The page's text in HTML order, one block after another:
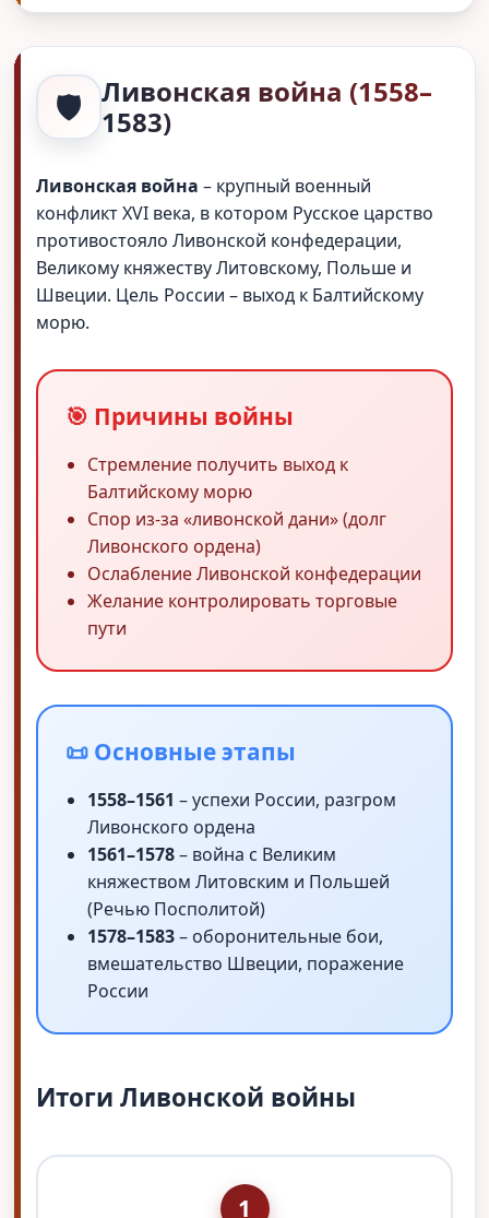
🛡️ Ливонская война (1558–
1583)
Ливонская война – крупный военный
конфликт XVI века, в котором Русское царство
противостояло Ливонской конфедерации,
Великому княжеству Литовскому, Польше и
Швеции. Цель России – выход к Балтийскому
морю.
🎯 Причины войны
Стремление получить выход к
Балтийскому морю
Спор из-за «ливонской дани» (долг
Ливонского ордена)
Ослабление Ливонской конфедерации
Желание контролировать торговые
пути
📜 Основные этапы
1558–1561 – успехи России, разгром
Ливонского ордена
1561–1578– война с Великим
княжеством Литовским и Польшей
(Речью Посполитой)
1578–1583– оборонительные бои,
вмешательство Швеции, поражение
России
Итоги Ливонской войны
1